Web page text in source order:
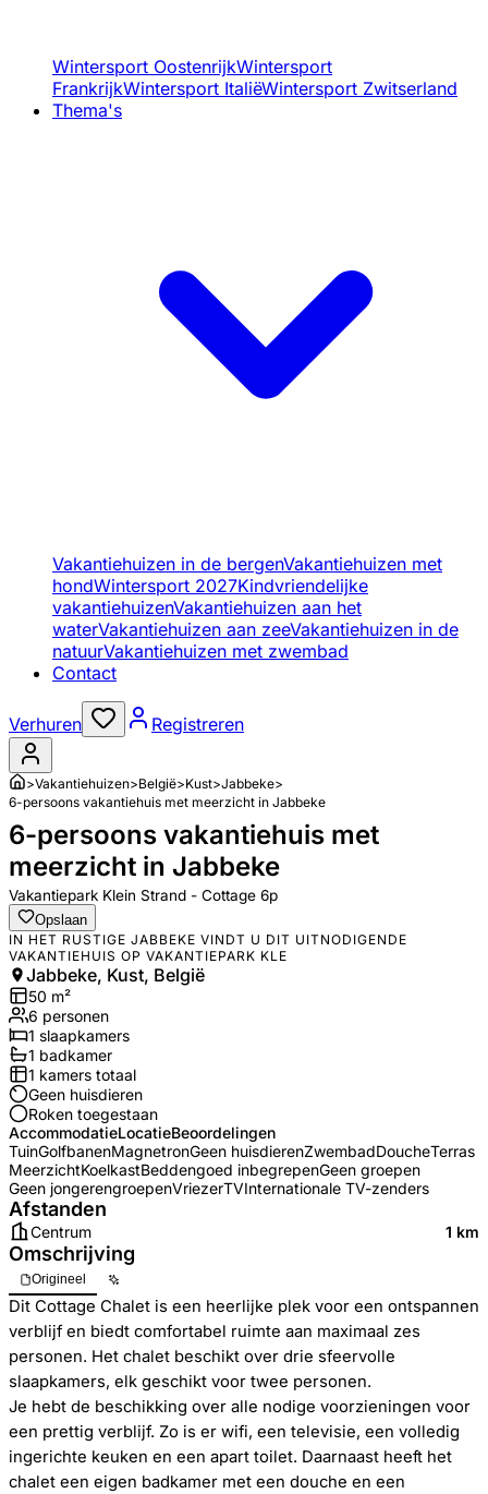
Wintersport OostenrijkWintersport
FrankrijkWintersport ItaliëWintersport Zwitserland
Thema's
Vakantiehuizen in de bergenVakantiehuizen met
hondWintersport 2027Kindvriendelijke
vakantiehuizenVakantiehuizen aan het
waterVakantiehuizen aan zeeVakantiehuizen in de
natuurVakantiehuizen met zwembad
Contact
Verhuren Registreren
>Vakantiehuizen>België>Kust>Jabbeke>
6-persoons vakantiehuis met meerzicht in Jabbeke
6-persoons vakantiehuis met
meerzicht in Jabbeke
Vakantiepark Klein Strand - Cottage 6p
Opslaan
IN HET RUSTIGE JABBEKE VINDT U DIT UITNODIGENDE
VAKANTIEHUIS OP VAKANTIEPARK KLE
Jabbeke, Kust, België
50 m²
6 personen
1 slaapkamers
1 badkamer
1 kamers totaal
Geen huisdieren
Roken toegestaan
AccommodatieLocatieBeoordelingen
TuinGolfbanenMagnetronGeen huisdierenZwembadDoucheTerras
MeerzichtKoelkastBeddengoed inbegrepenGeen groepen
Geen jongerengroepenVriezerTVInternationale TV-zenders
Afstanden
Centrum 1 km
Omschrijving
Origineel
Dit Cottage Chalet is een heerlijke plek voor een ontspannen
verblijf en biedt comfortabel ruimte aan maximaal zes
personen. Het chalet beschikt over drie sfeervolle
slaapkamers, elk geschikt voor twee personen.
Je hebt de beschikking over alle nodige voorzieningen voor
een prettig verblijf. Zo is er wifi, een televisie, een volledig
ingerichte keuken en een apart toilet. Daarnaast heeft het
chalet een eigen badkamer met een douche en een